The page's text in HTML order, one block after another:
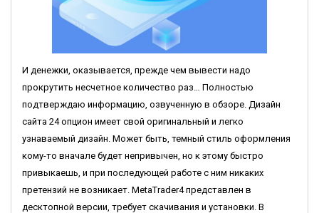
И денежки, оказывается, прежде чем вывести надо
прокрутить несчетное количество раз… Полностью
подтверждаю информацию, озвученную в обзоре. Дизайн
сайта 24 опцион имеет свой оригинальный и легко
узнаваемый дизайн. Может быть, темный стиль оформления
кому-то вначале будет непривычен, но к этому быстро
привыкаешь, и при последующей работе с ним никаких
претензий не возникает. MetaTrader4 представлен в
десктопной версии, требует скачивания и установки. В